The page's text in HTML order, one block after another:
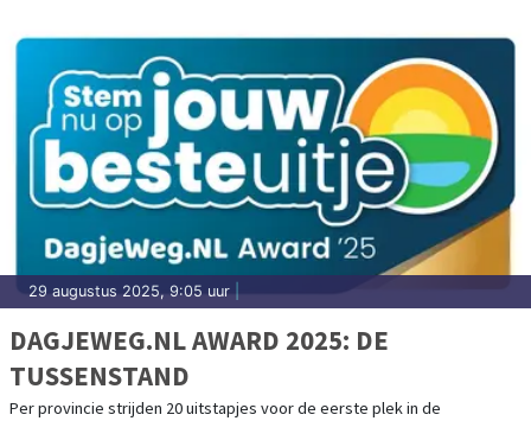
29 augustus 2025, 9:05 uur|
DAGJEWEG.NL AWARD 2025: DE
TUSSENSTAND
Per provincie strijden 20 uitstapjes voor de eerste plek in de